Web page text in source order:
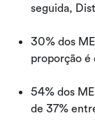
seguida,
30% dos
proporção é
54% dos
de 37%